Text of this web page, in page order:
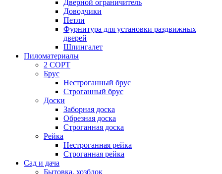
Дверной ограничитель
Доводчики
Петли
Фурнитура для установки раздвижных
дверей
Шпингалет
Пиломатериалы
2 СОРТ
Брус
Нестроганный брус
Строганный брус
Доски
Заборная доска
Обрезная доска
Строганная доска
Рейка
Нестроганная рейка
Строганная рейка
Сад и дача
Бытовка, хозблок